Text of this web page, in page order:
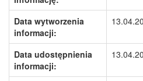
Data wytworzenia
informacji:
Data udostępnienia
informacji: